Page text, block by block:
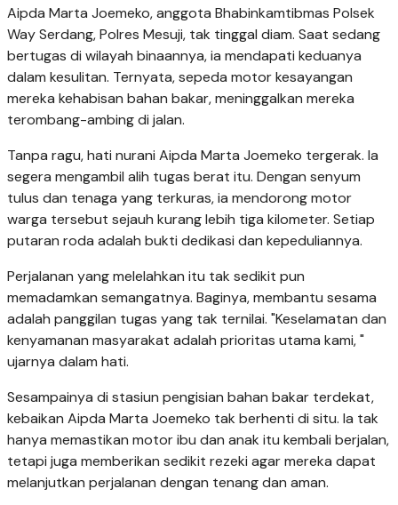
Aipda Marta Joemeko, anggota Bhabinkamtibmas Polsek
Way Serdang, Polres Mesuji, tak tinggal diam. Saat sedang
bertugas di wilayah binaannya, ia mendapati keduanya
dalam kesulitan. Ternyata, sepeda motor kesayangan
mereka kehabisan bahan bakar, meninggalkan mereka
terombang-ambing di jalan.
Tanpa ragu, hati nurani Aipda Marta Joemeko tergerak. Ia
segera mengambil alih tugas berat itu. Dengan senyum
tulus dan tenaga yang terkuras, ia mendorong motor
warga tersebut sejauh kurang lebih tiga kilometer. Setiap
putaran roda adalah bukti dedikasi dan kepeduliannya.
Perjalanan yang melelahkan itu tak sedikit pun
memadamkan semangatnya. Baginya, membantu sesama
adalah panggilan tugas yang tak ternilai. "Keselamatan dan
kenyamanan masyarakat adalah prioritas utama kami, "
ujarnya dalam hati.
Sesampainya di stasiun pengisian bahan bakar terdekat,
kebaikan Aipda Marta Joemeko tak berhenti di situ. Ia tak
hanya memastikan motor ibu dan anak itu kembali berjalan,
tetapi juga memberikan sedikit rezeki agar mereka dapat
melanjutkan perjalanan dengan tenang dan aman.